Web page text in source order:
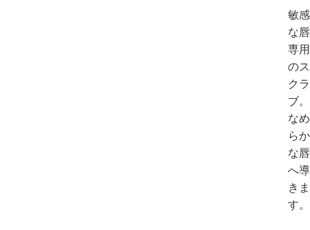
敏感
な唇
専用
のス
クラ
ブ。
なめ
らか
な唇
へ導
きま
す。